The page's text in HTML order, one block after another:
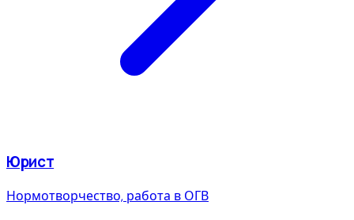
Юрист
Нормотворчество, работа в ОГВ